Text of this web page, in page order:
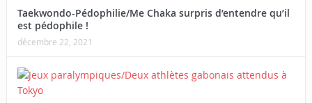
Taekwondo-Pédophilie/Me Chaka surpris d’entendre qu’il
est pédophile !
décembre 22, 2021